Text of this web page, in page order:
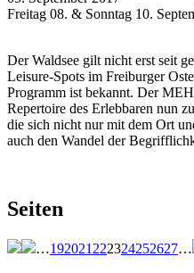
Freitag 08. & Sonntag 10.
Der Waldsee gilt nicht erst seit
Leisure-Spots im Freiburger
Programm ist bekannt. Der
Repertoire des Erlebbaren nun
die sich nicht nur mit dem Ort
auch den Wandel der
Seiten
…192021 222324252627…